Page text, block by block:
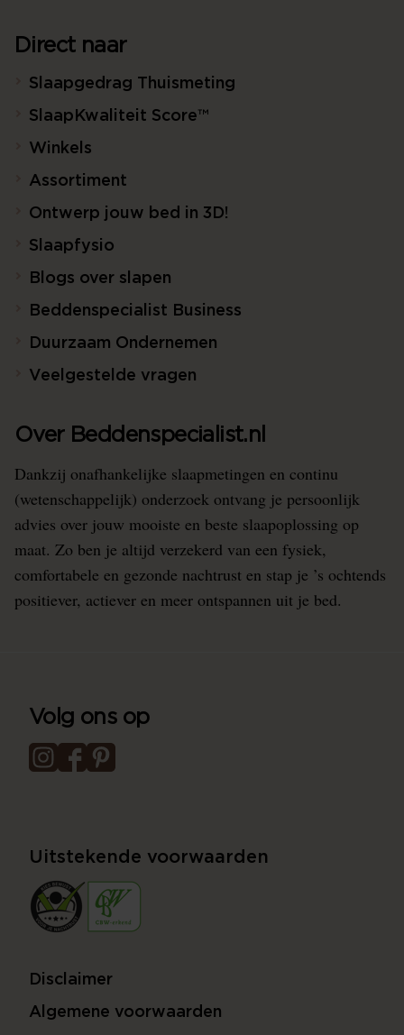
Direct naar
Slaapgedrag Thuismeting
SlaapKwaliteit Score™
Winkels
Assortiment
Ontwerp jouw bed in 3D!
Slaapfysio
Blogs over slapen
Beddenspecialist Business
Duurzaam Ondernemen
Veelgestelde vragen
Over Beddenspecialist.nl
Dankzij onafhankelijke slaapmetingen en continu
(wetenschappelijk) onderzoek ontvang je persoonlijk
advies over jouw mooiste en beste slaapoplossing op
maat. Zo ben je altijd verzekerd van een fysiek,
comfortabele en gezonde nachtrust en stap je ’s ochtends
positiever, actiever en meer ontspannen uit je bed.
Volg ons op
Uitstekende voorwaarden
Disclaimer
Algemene voorwaarden